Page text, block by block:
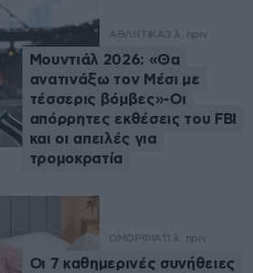
ΑΘΛΗΤΙΚΑ3 λ. πριν
Μουντιάλ 2026: «Θα
ανατινάξω τον Μέσι με
τέσσερις βόμβες»-Οι
απόρρητες εκθέσεις του FBI
και οι απειλές για
τρομοκρατία
ΟΜΟΡΦΙΑ 11 λ. πριν
Οι 7 καθημερινές συνήθειες